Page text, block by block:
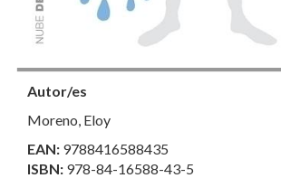
Autor/es
Moreno, Eloy
EAN: 9788416588435
ISBN: 978-84-16588-43-5